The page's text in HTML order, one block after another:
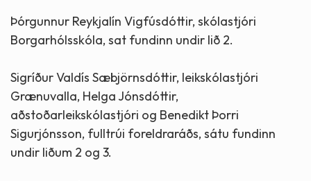
Þórgunnur Reykjalín Vigfúsdóttir, skólastjóri
Borgarhólsskóla, sat fundinn undir lið 2.
Sigríður Valdís Sæbjörnsdóttir, leikskólastjóri
Grænuvalla, Helga Jónsdóttir,
aðstoðarleikskólastjóri og Benedikt Þorri
Sigurjónsson, fulltrúi foreldraráðs, sátu fundinn
undir liðum 2 og 3.